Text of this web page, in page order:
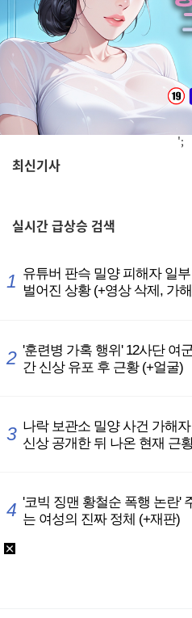
';
최신기사
실시간급상승 검색